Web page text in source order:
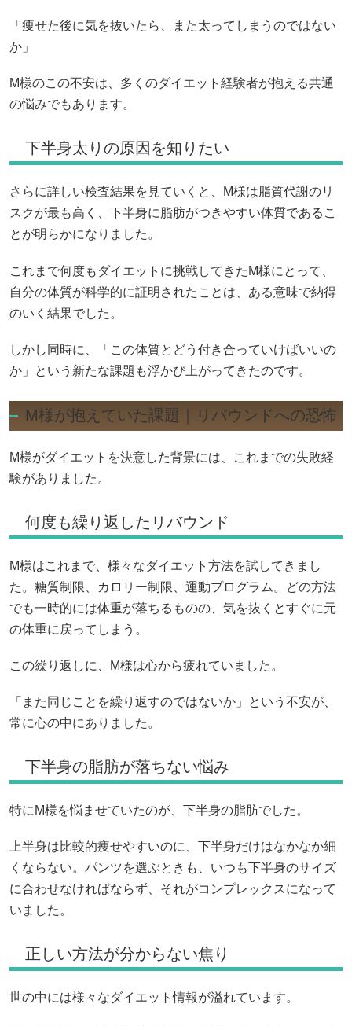
「痩せた後に気を抜いたら、また太ってしまうのではない
か」
M様のこの不安は、多くのダイエット経験者が抱える共通
の悩みでもあります。
下半身太りの原因を知りたい
さらに詳しい検査結果を見ていくと、M様は脂質代謝のリ
スクが最も高く、下半身に脂肪がつきやすい体質であるこ
とが明らかになりました。
これまで何度もダイエットに挑戦してきたM様にとって、
自分の体質が科学的に証明されたことは、ある意味で納得
のいく結果でした。
しかし同時に、「この体質とどう付き合っていけばいいの
か」という新たな課題も浮かび上がってきたのです。
M様が抱えていた課題｜リバウンドへの恐怖
M様がダイエットを決意した背景には、これまでの失敗経
験がありました。
何度も繰り返したリバウンド
M様はこれまで、様々なダイエット方法を試してきまし
た。糖質制限、カロリー制限、運動プログラム。どの方法
でも一時的には体重が落ちるものの、気を抜くとすぐに元
の体重に戻ってしまう。
この繰り返しに、M様は心から疲れていました。
「また同じことを繰り返すのではないか」という不安が、
常に心の中にありました。
下半身の脂肪が落ちない悩み
特にM様を悩ませていたのが、下半身の脂肪でした。
上半身は比較的痩せやすいのに、下半身だけはなかなか細
くならない。パンツを選ぶときも、いつも下半身のサイズ
に合わせなければならず、それがコンプレックスになって
いました。
正しい方法が分からない焦り
世の中には様々なダイエット情報が溢れています。